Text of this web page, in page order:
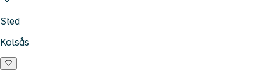
Sted
Kolsås